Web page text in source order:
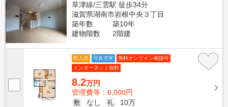
草津線/三雲駅 徒歩34分
滋賀県湖南市岩根中央３丁目
築年数
築10年
建物階数
2階建
即入居 写真充実
無料オンライン相談可
インターネット無料
8.2万円
管理費等：6,000円
敷
なし 礼
10万